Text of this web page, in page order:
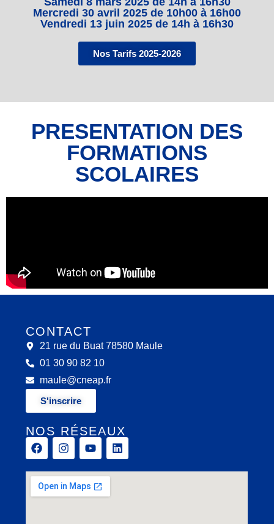
Mercredi 30 avril 2025 de 10h00 à 16h00
Vendredi 13 juin 2025 de 14h à 16h30
Nos Tarifs 2025-2026
PRESENTATION DES
FORMATIONS
SCOLAIRES
CONTACT
21 rue du Buat 78580 Maule
01 30 90 82 10
maule@cneap.fr
S'inscrire
NOS RÉSEAUX